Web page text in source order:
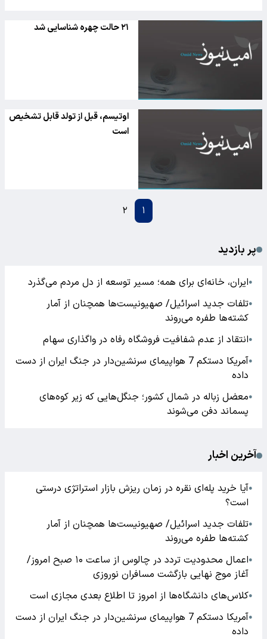
۲۱ حالت چهره شناسایی شد
اوتیسم، قبل از تولد قابل تشخیص
است
۱ ۲
پر بازدید
●ایران، خانه‌ای برای همه؛ مسیر توسعه از دل مردم می‌گذرد
●تلفات جدید اسرائیل/ صهیونیست‌ها همچنان از آمار
کشته‌ها طفره می‌روند
●انتقاد از عدم شفافیت فروشگاه رفاه در واگذاری سهام
●
آمریکا دستکم 7 هواپیمای سرنشین‌دار در جنگ ایران از دست
داده
●معضل زباله در شمال کشور؛ جنگل‌هایی که زیر کوه‌های
پسماند دفن می‌شوند
آخرین اخبار
●آیا خرید پله‌ای نقره در زمان ریزش بازار استراتژی درستی
است؟
●تلفات جدید اسرائیل/ صهیونیست‌ها همچنان از آمار
کشته‌ها طفره می‌روند
●
اعمال محدودیت تردد در چالوس از ساعت ۱۰ صبح امروز/
آغاز موج نهایی بازگشت مسافران نوروزی
●کلاس‌های دانشگاه‌ها از امروز تا اطلاع بعدی مجازی است
●
آمریکا دستکم 7 هواپیمای سرنشین‌دار در جنگ ایران از دست
داده